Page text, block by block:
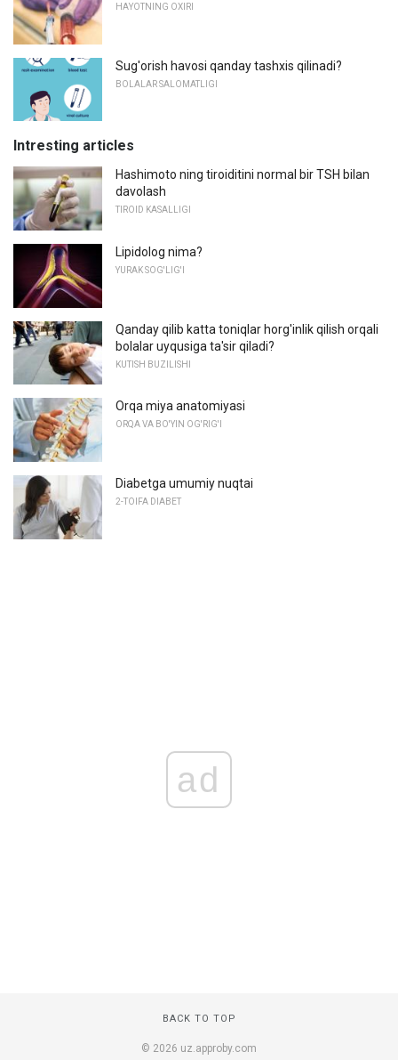
HAYOTNING OXIRI
Sug'orish havosi qanday tashxis qilinadi?
BOLALAR SALOMATLIGI
Intresting articles
Hashimoto ning tiroiditini normal bir TSH bilan
davolash
TIROID KASALLIGI
Lipidolog nima?
YURAK SOG'LIG'I
Qanday qilib katta toniqlar horg'inlik qilish orqali
bolalar uyqusiga ta'sir qiladi?
KUTISH BUZILISHI
Orqa miya anatomiyasi
ORQA VA BO'YIN OG'RIG'I
Diabetga umumiy nuqtai
2-TOIFA DIABET
ad
BACK TO TOP
© 2026 uz.approby.com